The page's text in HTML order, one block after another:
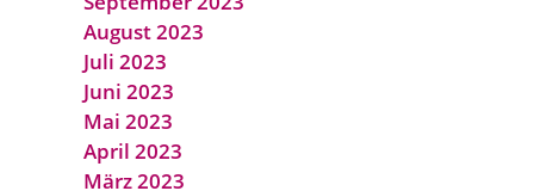
August 2023
Juli 2023
Juni 2023
Mai 2023
April 2023
März 2023